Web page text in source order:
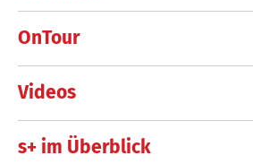
OnTour
Videos
s+ im Überblick